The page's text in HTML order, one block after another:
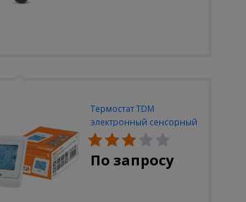
Термостат TDM
электронный сенсорный
ТТПЭ-2 16А 250В с
датчиком 3м
По запросу